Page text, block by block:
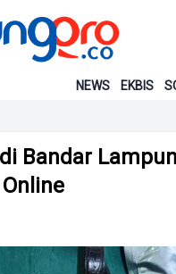
NEWS EKBIS
Bandar